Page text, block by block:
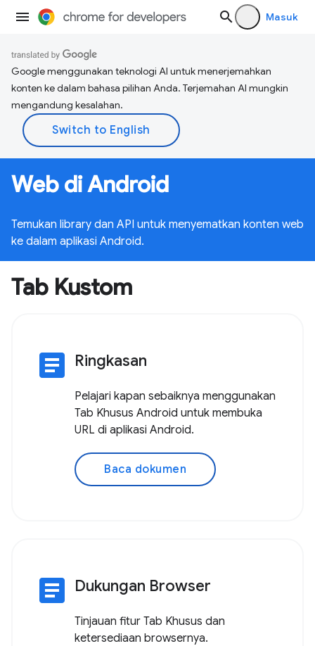
Masuk
Google menggunakan teknologi AI untuk menerjemahkan
konten ke dalam bahasa pilihan Anda. Terjemahan AI mungkin
mengandung kesalahan.
Web di Android
Temukan library dan API untuk menyematkan konten web
ke dalam aplikasi Android.
Tab Kustom
article Ringkasan
Pelajari kapan sebaiknya menggunakan
Tab Khusus Android untuk membuka
URL di aplikasi Android.
Baca dokumen
article Dukungan Browser
Tinjauan fitur Tab Khusus dan
ketersediaan browsernya.